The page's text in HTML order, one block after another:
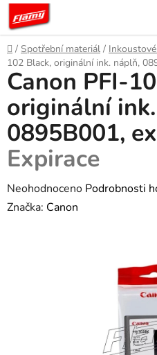
Přejít
obsah
Domů
/ Spotřební materiál /
102 Black, originální ink. náplň,
Canon PFI-
originální
0895B001,
Expirace
Průměrné
hodnocení
Neohodnoceno Podrobnosti
Značka: Canon